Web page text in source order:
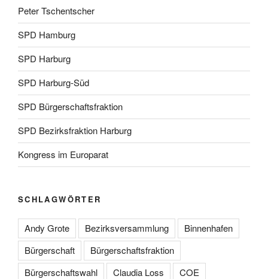
Peter Tschentscher
SPD Hamburg
SPD Harburg
SPD Harburg-Süd
SPD Bürgerschaftsfraktion
SPD Bezirksfraktion Harburg
Kongress im Europarat
SCHLAGWÖRTER
Andy Grote Bezirksversammlung
Binnenhafen
Bürgerschaft
Bürgerschaftsfraktion
Bürgerschaftswahl
Claudia Loss
COE